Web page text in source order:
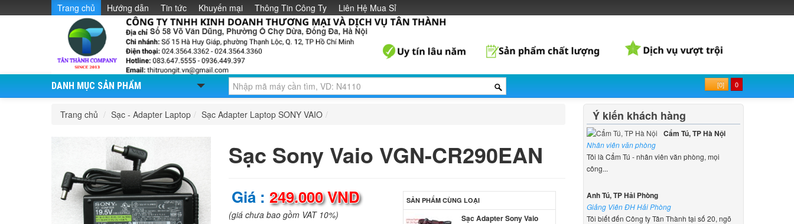
Trang chủ Hướng dẫn Tin tức Khuyến mại Thông Tin Công Ty Liên Hệ Mua Sỉ
DANH MỤC SẢN PHẨM [0] 0
Trang chủ / Sạc - Adapter Laptop / Sạc Adapter Laptop SONY VAIO /
Sạc Sony Vaio VGN-CR290EAN
Giá : 249.000 VND
(giá chưa bao gồm VAT 10%)
SẢN PHẨM CÙNG LOẠI
Sạc Adapter Sony Vaio
Ý kiến khách hàng
Cẩm Tú, TP Hà Nội
Nhân viên văn phòng
Tôi là Cẩm Tú - nhân viên văn phòng, mọi
công...
Anh Tú, TP Hải Phòng
Giảng Viên ĐH Hải Phòng
Tôi biết đến Công ty Tân Thành tại số 20, ngõ